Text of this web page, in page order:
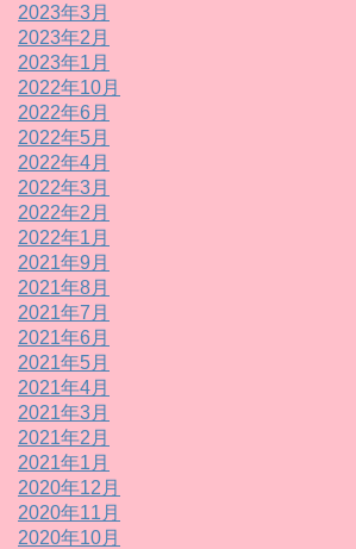
2023年3月
2023年2月
2023年1月
2022年10月
2022年6月
2022年5月
2022年4月
2022年3月
2022年2月
2022年1月
2021年9月
2021年8月
2021年7月
2021年6月
2021年5月
2021年4月
2021年3月
2021年2月
2021年1月
2020年12月
2020年11月
2020年10月